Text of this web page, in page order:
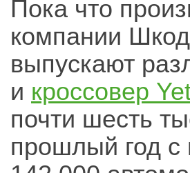
Пока что
компании
выпускают
и кроссовер
почти шесть
прошлый год с